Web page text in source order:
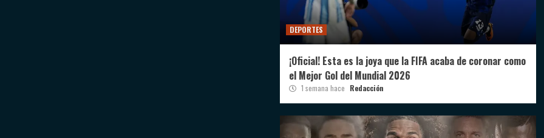
DEPORTES
¡Oficial! Esta es la joya que la FIFA acaba de coronar como
el Mejor Gol del Mundial 2026
1 semana hace Redacción